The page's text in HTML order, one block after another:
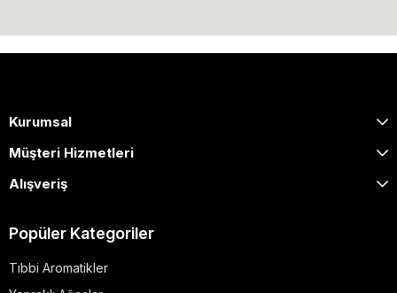
Kurumsal
Müşteri Hizmetleri
Alışveriş
Popüler Kategoriler
Tıbbi Aromatikler